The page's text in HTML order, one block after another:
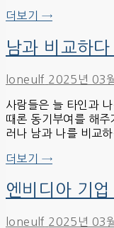
더보기 →
남과 비교하
loneulf 2025년 03
사람들은 늘 타인과
때론 동기부여를 해
러나 남과 나를 비교
더보기 →
엔비디아 기업
loneulf 2025년 03